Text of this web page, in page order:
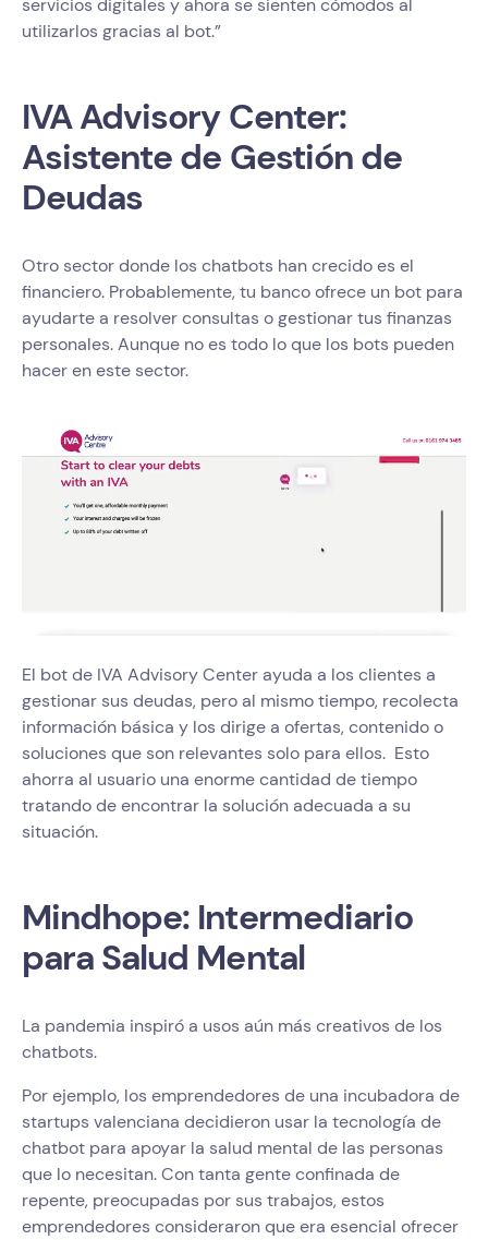
servicios digitales y ahora se sienten cómodos al
utilizarlos gracias al bot.”
IVA Advisory Center:
Asistente de Gestión de
Deudas
Otro sector donde los chatbots han crecido es el
financiero. Probablemente, tu banco ofrece un bot para
ayudarte a resolver consultas o gestionar tus finanzas
personales. Aunque no es todo lo que los bots pueden
hacer en este sector.
El bot de IVA Advisory Center ayuda a los clientes a
gestionar sus deudas, pero al mismo tiempo, recolecta
información básica y los dirige a ofertas, contenido o
soluciones que son relevantes solo para ellos. Esto
ahorra al usuario una enorme cantidad de tiempo
tratando de encontrar la solución adecuada a su
situación.
Mindhope: Intermediario
para Salud Mental
La pandemia inspiró a usos aún más creativos de los
chatbots.
Por ejemplo, los emprendedores de una incubadora de
startups valenciana decidieron usar la tecnología de
chatbot para apoyar la salud mental de las personas
que lo necesitan. Con tanta gente confinada de
repente, preocupadas por sus trabajos, estos
emprendedores consideraron que era esencial ofrecer